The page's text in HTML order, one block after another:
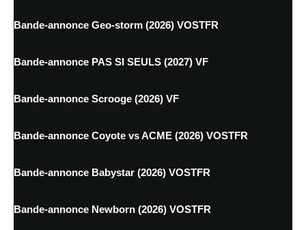
Bande-annonce Geo-storm (2026) VOSTFR
Bande-annonce PAS SI SEULS (2027) VF
Bande-annonce Scrooge (2026) VF
Bande-annonce Coyote vs ACME (2026) VOSTFR
Bande-annonce Babystar (2026) VOSTFR
Bande-annonce Newborn (2026) VOSTFR